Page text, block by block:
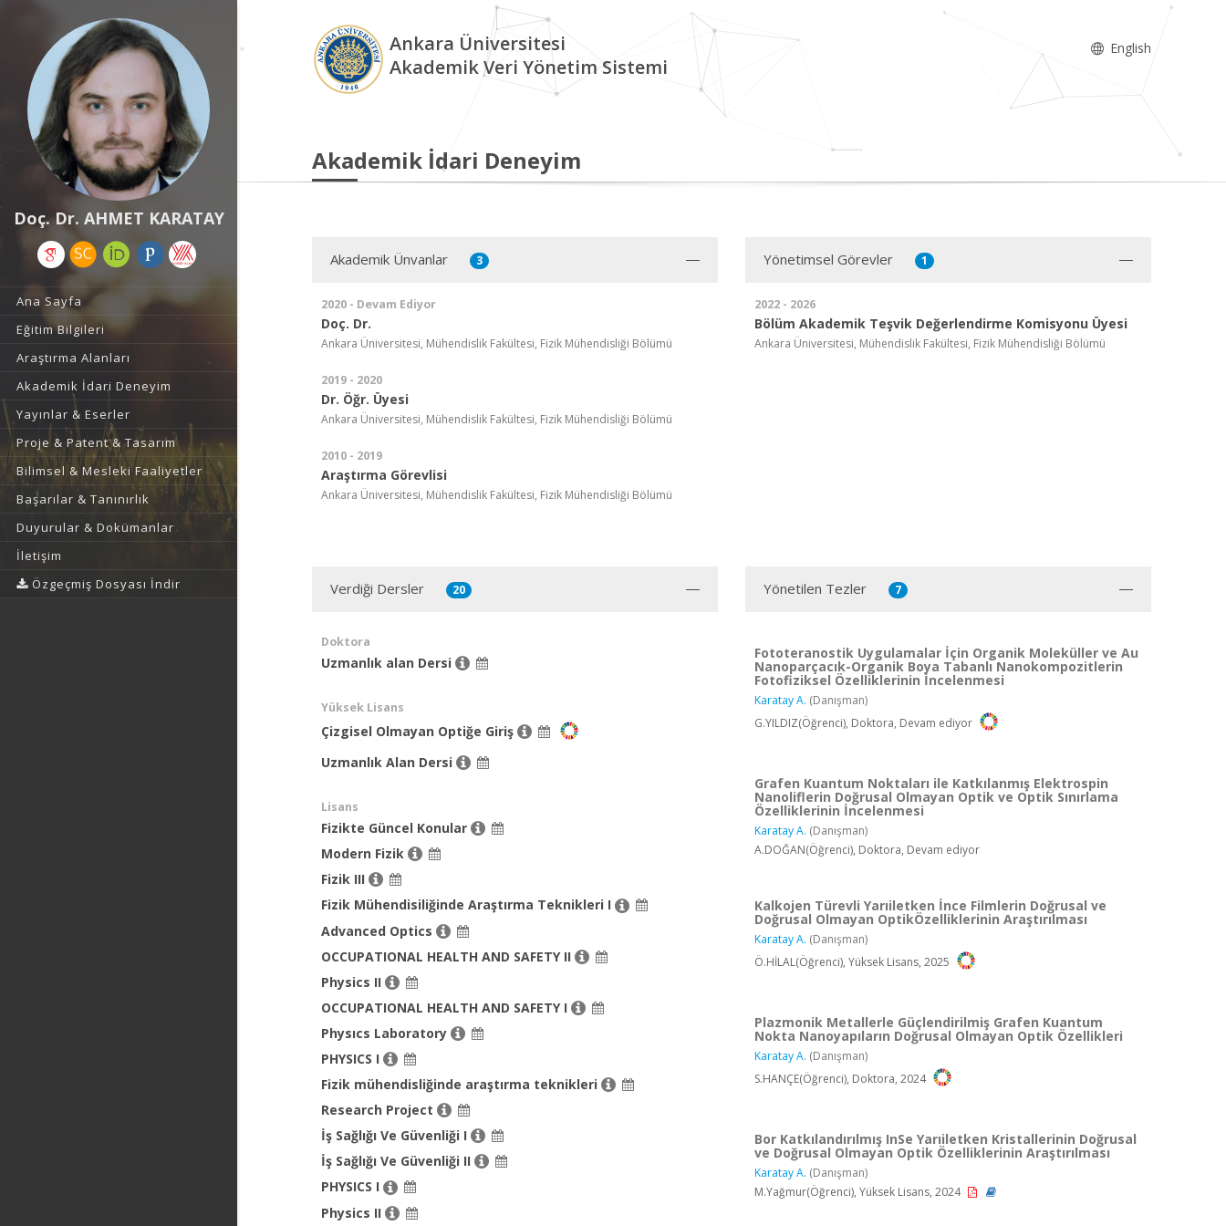
Doç. Dr. AHMET KARATAY
Ana Sayfa
Eğitim Bilgileri
Araştırma Alanları
Akademik İdari Deneyim
Yayınlar & Eserler
Proje & Patent & Tasarım
Bilimsel & Mesleki Faaliyetler
Başarılar & Tanınırlık
Duyurular & Dokümanlar
İletişim
Özgeçmiş Dosyası İndir
Ankara Üniversitesi
Akademik Veri Yönetim Sistemi
English
Akademik İdari Deneyim
Akademik Ünvanlar 3
2020 - Devam Ediyor
Doç. Dr.
Ankara Üniversitesi, Mühendislik Fakültesi, Fizik Mühendisliği Bölümü
2019 - 2020
Dr. Öğr. Üyesi
Ankara Üniversitesi, Mühendislik Fakültesi, Fizik Mühendisliği Bölümü
2010 - 2019
Araştırma Görevlisi
Ankara Üniversitesi, Mühendislik Fakültesi, Fizik Mühendisliği Bölümü
Yönetimsel Görevler 1
2022 - 2026
Bölüm Akademik Teşvik Değerlendirme Komisyonu Üyesi
Ankara Üniversitesi, Mühendislik Fakültesi, Fizik Mühendisliği Bölümü
Verdiği Dersler 20
Doktora
Uzmanlık alan Dersi
Yüksek Lisans
Çizgisel Olmayan Optiğe Giriş
Uzmanlık Alan Dersi
Lisans
Fizikte Güncel Konular
Modern Fizik
Fizik III
Fizik Mühendisiliğinde Araştırma Teknikleri I
Advanced Optics
OCCUPATIONAL HEALTH AND SAFETY II
Physics II
OCCUPATIONAL HEALTH AND SAFETY I
Physıcs Laboratory
PHYSICS I
Fizik mühendisliğinde araştırma teknikleri
Research Project
İş Sağlığı Ve Güvenliği I
İş Sağlığı Ve Güvenliği II
PHYSICS I
Physics II
Yönetilen Tezler 7
Fototeranostik Uygulamalar İçin Organik Moleküller ve Au
Nanoparçacık-Organik Boya Tabanlı Nanokompozitlerin
Fotofiziksel Özelliklerinin İncelenmesi
Karatay A. (Danışman)
G.YILDIZ(Öğrenci), Doktora, Devam ediyor
Grafen Kuantum Noktaları ile Katkılanmış Elektrospin
Nanoliflerin Doğrusal Olmayan Optik ve Optik Sınırlama
Özelliklerinin İncelenmesi
Karatay A. (Danışman)
A.DOĞAN(Öğrenci), Doktora, Devam ediyor
Kalkojen Türevli Yarıiletken İnce Filmlerin Doğrusal ve
Doğrusal Olmayan OptikÖzelliklerinin Araştırılması
Karatay A. (Danışman)
Ö.HİLAL(Öğrenci), Yüksek Lisans, 2025
Plazmonik Metallerle Güçlendirilmiş Grafen Kuantum
Nokta Nanoyapıların Doğrusal Olmayan Optik Özellikleri
Karatay A. (Danışman)
S.HANÇE(Öğrenci), Doktora, 2024
Bor Katkılandırılmış InSe Yarıiletken Kristallerinin Doğrusal
ve Doğrusal Olmayan Optik Özelliklerinin Araştırılması
Karatay A. (Danışman)
M.Yağmur(Öğrenci), Yüksek Lisans, 2024